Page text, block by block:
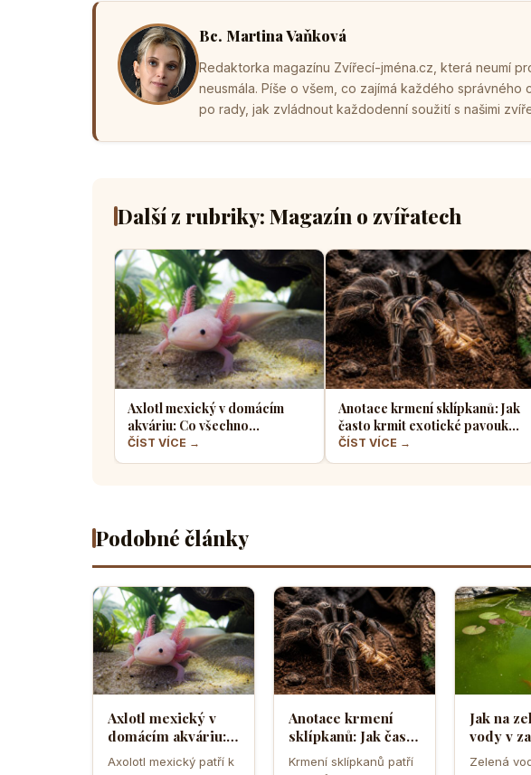
Bc. Martina Vaňková
Redaktorka magazínu Zvířecí-jména.cz, která neumí
neusmála. Píše o všem, co zajímá každého
po rady, jak zvládnout každodenní soužití s našimi
Další z rubriky: Magazín o zvířatech
Axlotl mexický v domácím
akváriu: Co všechno
potřebuje tento fascinující
vodní dráček
ČÍST VÍCE →
Anotace krmení sklípkanů: Jak
často krmit exotické pavouky
a jaký hmyz je nejvhodnější
ČÍST VÍCE →
Podobné články
Axlotl mexický v
domácím akváriu:
Co všechno
Axolotl mexický patří k
Anotace krmení
sklípkanů: Jak často
krmit exotické
Krmení sklípkanů patří
Jak na
vody v
jezírku,
Zelená